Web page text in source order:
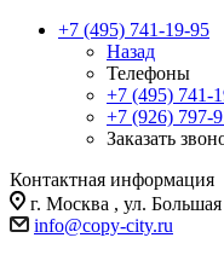
+7 (495) 741-19-95
Назад
Телефоны
+7 (495) 741-
+7 (926) 797-
Заказать
Контактная информация
г. Москва , ул.
info@copy-city.ru